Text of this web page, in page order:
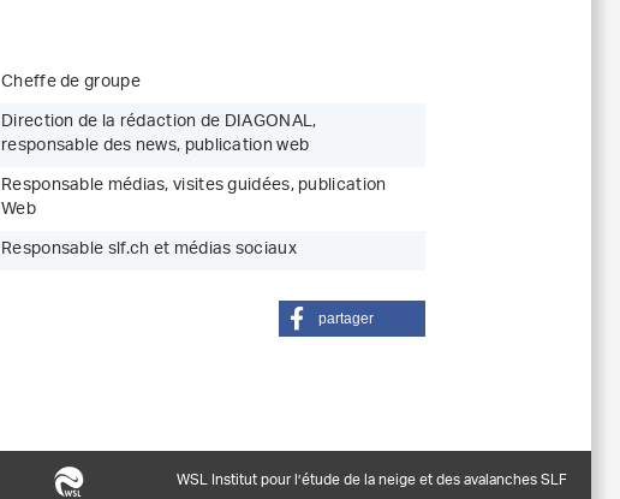
Cheffe de groupe
Direction de la rédaction de DIAGONAL,
responsable des news, publication web
Responsable médias, visites guidées, publication
Web
Responsable slf.ch et médias sociaux
partager
WSL Institut pour l’étude de la neige et des avalanches SLF